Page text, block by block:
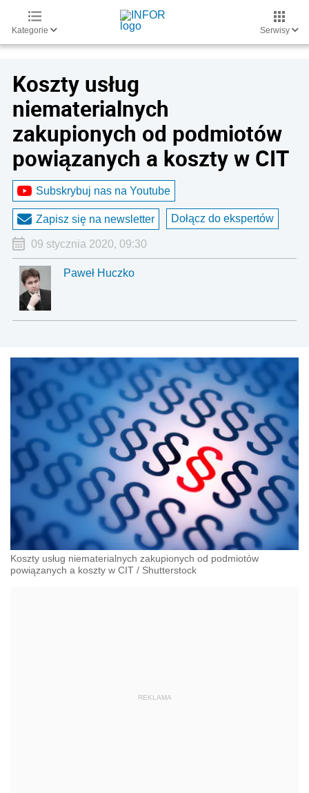
Kategorie Serwisy
Koszty usług
niematerialnych
zakupionych od podmiotów
powiązanych a koszty w CIT
Subskrybuj nas na Youtube
Zapisz się na newsletter Dołącz do ekspertów
09 stycznia 2020, 09:30
Paweł Huczko
Koszty usług niematerialnych zakupionych od podmiotów
powiązanych a koszty w CIT / Shutterstock